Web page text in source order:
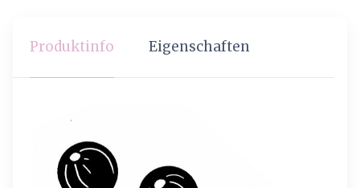
Produktinfo Eigenschaften